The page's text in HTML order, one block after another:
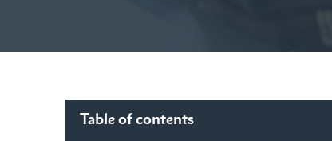
Table of contents